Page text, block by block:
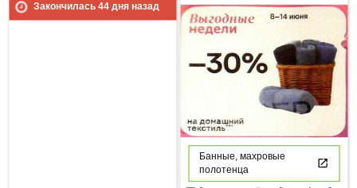
Закончилась 44дня назад
Банные, махровые
полотенца